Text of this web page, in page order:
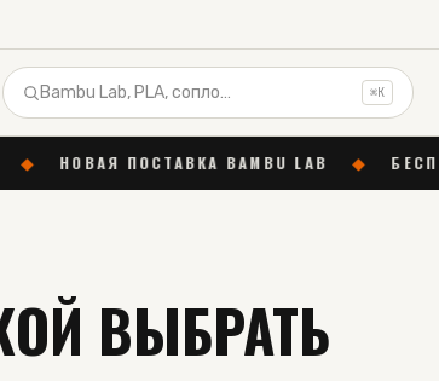
⌘K
BAMBU LAB ◆ БЕСПЛАТНАЯ
ВЫБРАТЬ